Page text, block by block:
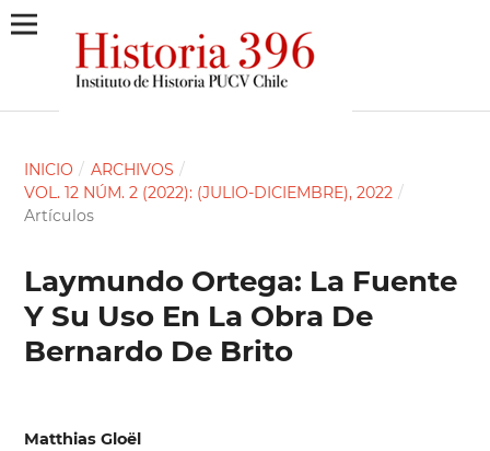
INICIO / ARCHIVOS /
VOL. 12 NÚM. 2 (2022): (JULIO-DICIEMBRE), 2022 /
Artículos
Laymundo Ortega: La Fuente
Y Su Uso En La Obra De
Bernardo De Brito
Matthias Gloël